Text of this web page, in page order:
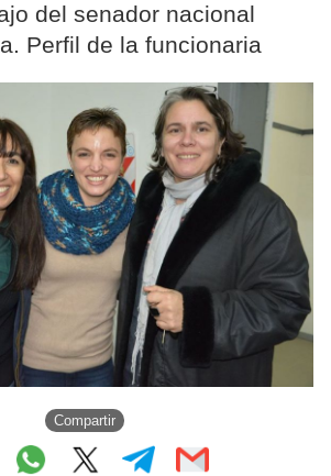
del senador nacional
Perfil de la funcionaria
Compartir